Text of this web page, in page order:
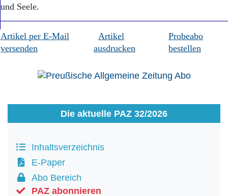
und Seele.
Artikel per E-Mail
versenden
Artikel
ausdrucken
Probeabo
bestellen
Die aktuelle PAZ 32/2026
Inhaltsverzeichnis
E-Paper
Abo Bereich
PAZ abonnieren